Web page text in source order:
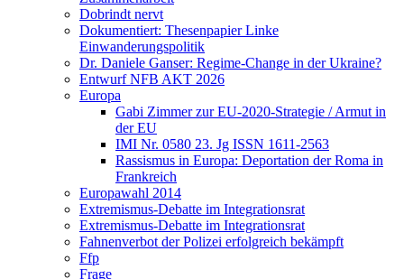
Dobrindt nervt
Dokumentiert: Thesenpapier Linke
Einwanderungspolitik
Dr. Daniele Ganser: Regime-Change in der Ukraine?
Entwurf NFB AKT 2026
Europa
Gabi Zimmer zur EU-2020-Strategie / Armut in
der EU
IMI Nr. 0580 23. Jg ISSN 1611-2563
Rassismus in Europa: Deportation der Roma in
Frankreich
Europawahl 2014
Extremismus-Debatte im Integrationsrat
Extremismus-Debatte im Integrationsrat
Fahnenverbot der Polizei erfolgreich bekämpft
Ffp
Frage